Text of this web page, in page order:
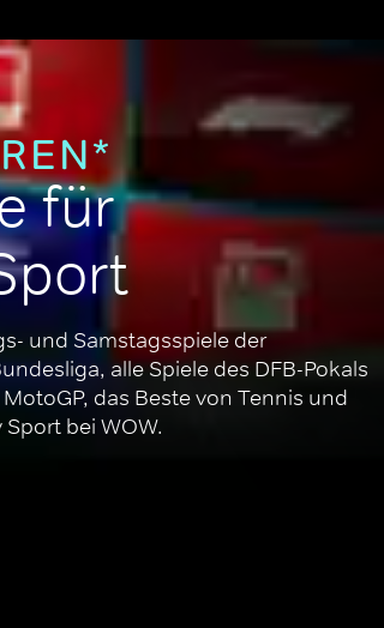
für
und Samstagsspiele der
alle Spiele des DFB-Pokals
das Beste von Tennis und
bei WOW.